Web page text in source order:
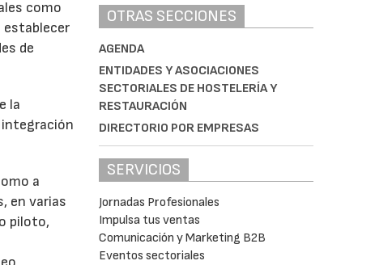
como
establecer
de
la
a
en varias
piloto,
OTRAS SECCIONES
AGENDA
ENTIDADES Y ASOCIACIONES
SECTORIALES DE HOSTELERÍA Y
RESTAURACIÓN
DIRECTORIO POR EMPRESAS
SERVICIOS
Jornadas Profesionales
Impulsa tus ventas
Comunicación y Marketing B2B
Eventos sectoriales